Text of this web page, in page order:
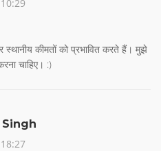
स्थानीय कीमतों को प्रभावित करते हैं। मुझे
चाहिए। :)